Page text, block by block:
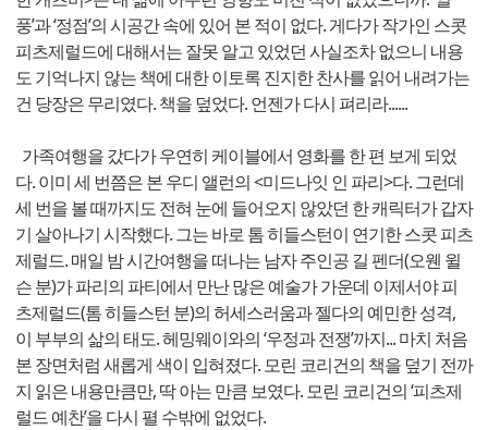
풍’과 ‘정점’의 시공간 속에 있어 본 적이 없다. 게다가 작가인 스콧
피츠제럴드에 대해서는 잘못 알고 있었던 사실조차 없으니 내용
도 기억나지 않는 책에 대한 이토록 진지한 찬사를 읽어 내려가는
건 당장은 무리였다. 책을 덮었다. 언젠가 다시 펴리라......
가족여행을 갔다가 우연히 케이블에서 영화를 한 편 보게 되었
다. 이미 세 번쯤은 본 우디 앨런의 <미드나잇 인 파리>다. 그런데
세 번을 볼 때까지도 전혀 눈에 들어오지 않았던 한 캐릭터가 갑자
기 살아나기 시작했다. 그는 바로 톰 히들스턴이 연기한 스콧 피츠
제럴드. 매일 밤 시간여행을 떠나는 남자 주인공 길 펜더(오웬 윌
슨 분)가 파리의 파티에서 만난 많은 예술가 가운데 이제서야 피
츠제럴드(톰 히들스턴 분)의 허세스러움과 젤다의 예민한 성격,
이 부부의 삶의 태도. 헤밍웨이와의 ‘우정과 전쟁’까지... 마치 처음
본 장면처럼 새롭게 색이 입혀졌다. 모린 코리건의 책을 덮기 전까
지 읽은 내용만큼만, 딱 아는 만큼 보였다. 모린 코리건의 ‘피츠제
럴드 예찬’을 다시 펼 수밖에 없었다.